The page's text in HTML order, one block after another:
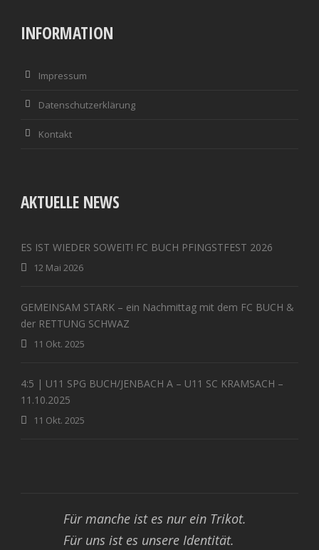
INFORMATION
Impressum
Datenschutzerklärung
Kontakt
AKTUELLE NEWS
ES IST WIEDER SOWEIT! FC BUCH PFINGSTFEST 2026
12 Mai 2026
GEMEINSAM STARK – ein Nachmittag mit dem FC BUCH &
der RETTUNG SCHWAZ
11 Okt. 2025
4:5 | U11 SPG BUCH/JENBACH A – U11 SC KRAMSACH –
11.10.2025
11 Okt. 2025
Für manche ist es nur ein Trikot.
Für uns ist es unsere Identität.